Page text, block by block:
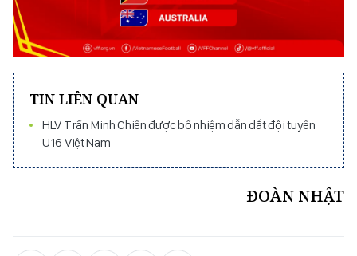
TIN LIÊN QUAN
HLV Trần Minh Chiến được bổ nhiệm dẫn dắt đội tuyển
U16 Việt Nam
ĐOÀN NHẬT